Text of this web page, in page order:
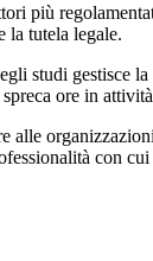
più
la tutela legale.
studi gestisce
ore in
alle
con